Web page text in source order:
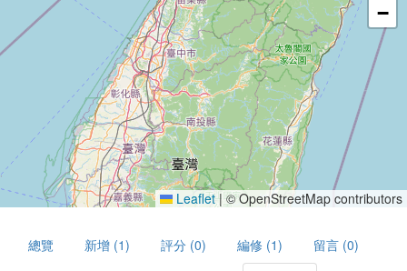
−
Leaflet |© OpenStreetMap contributors
總覽 新增 (1) 評分 (0) 編修 (1) 留言 (0)